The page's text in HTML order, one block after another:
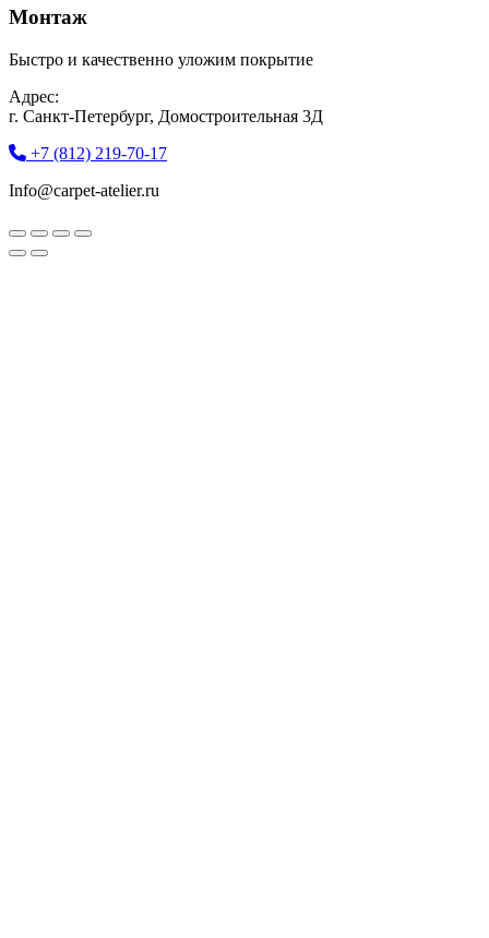
Монтаж
Быстро и качественно уложим покрытие
Адрес:
г. Санкт-Петербург, Домостроительная 3Д
+7 (812) 219-70-17
Info@carpet-atelier.ru